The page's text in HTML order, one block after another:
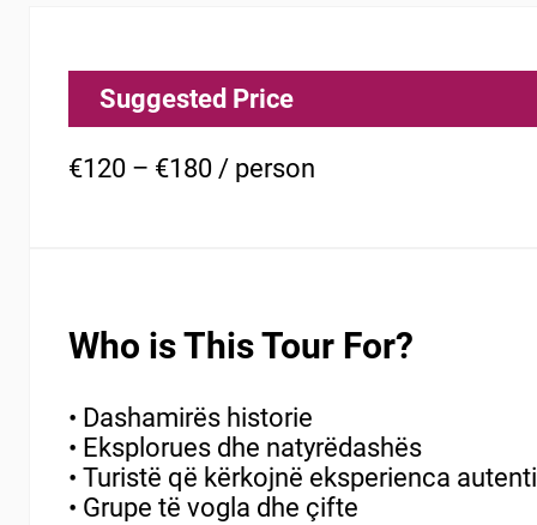
Suggested Price
€120 – €180 / person
Who is This Tour For?
• Dashamirës historie
• Eksplorues dhe natyrëdashës
• Turistë që kërkojnë eksperienca
• Grupe të vogla dhe çifte